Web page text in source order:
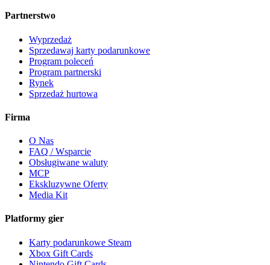
Partnerstwo
Wyprzedaż
Sprzedawaj karty podarunkowe
Program poleceń
Program partnerski
Rynek
Sprzedaż hurtowa
Firma
O Nas
FAQ / Wsparcie
Obsługiwane waluty
MCP
Ekskluzywne Oferty
Media Kit
Platformy gier
Karty podarunkowe Steam
Xbox Gift Cards